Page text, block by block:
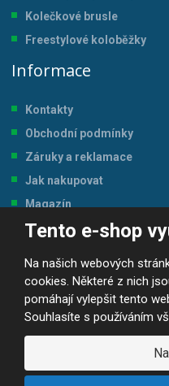
Tento e-shop
Na našich webových
cookies. Některé z nich
pomáhají vylepšit tento
Souhlasíte s používáním
Kolečkové brusle
Freestylové koloběžky
Informace
Kontakty
Obchodní podmínky
Záruky a reklamace
Jak nakupovat
Magazín
Tabulka velikostí
© 2026, JP-SPORT.CZ SPORTOVNÍ
Prohlášení o přístupnosti |Mapa
VYROBILA
R